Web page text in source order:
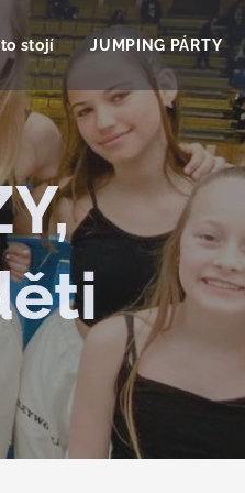
stojí JUMPING PÁRTY